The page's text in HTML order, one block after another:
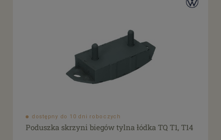
dostępny do 10 dni roboczych
Poduszka skrzyni biegów tylna łódka TQ T1, T14